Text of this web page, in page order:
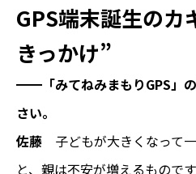
GPS端末誕生のカ
きっかけ”
━━「みてねみまもりGPS」
さい。
佐藤 子どもが大きくなって
と、親は不安が増えるもので